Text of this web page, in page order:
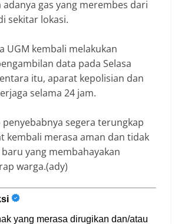
gas yang merembes dari
sekitar lokasi.
UGM kembali melakukan
data pada Selasa
itu, aparat kepolisian dan
selama 24 jam.
penyebabnya segera terungkap
kembali merasa aman dan tidak
yang membahayakan
warga.(ady)